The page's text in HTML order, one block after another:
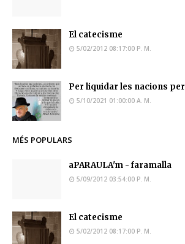
El catecisme
5/02/2012 08:17:00 P. M.
Per liquidar les nacions
5/10/2021 01:00:00 A. M.
MÉS POPULARS
aPARAULA'm - faramalla
5/09/2012 03:54:00 P. M.
El catecisme
5/02/2012 08:17:00 P. M.